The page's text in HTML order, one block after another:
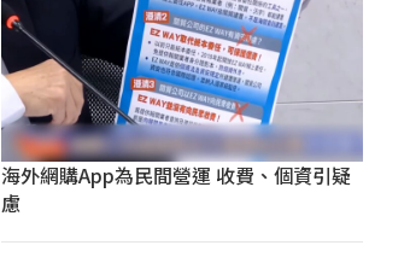
海外網購App為民間營運 收費、個資引疑
慮